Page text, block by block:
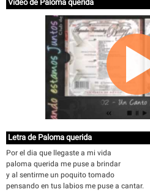
Video de Paloma querida
Letra de Paloma querida
Por el dia que llegaste a mi vida
paloma querida me puse a brindar
y al sentirme un poquito tomado
pensando en tus labios me puse a cantar.